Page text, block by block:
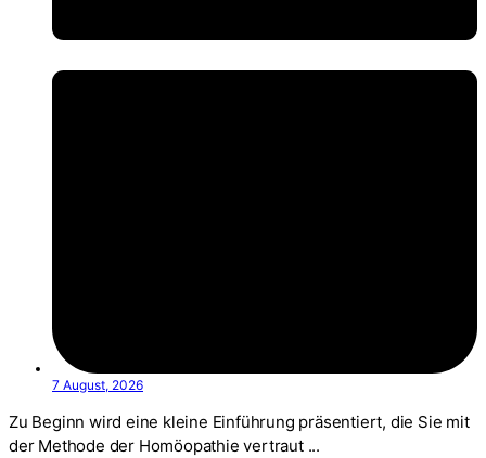
7 August, 2026
Zu Beginn wird eine kleine Einführung präsentiert, die Sie mit
der Methode der Homöopathie vertraut ...